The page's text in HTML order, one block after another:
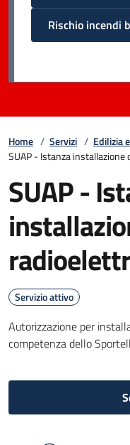
Rischio incendi
Home / Servizi / Edilizia
SUAP - Istanza
SUAP -
Servizio attivo
Autorizzazione per
competenza dello